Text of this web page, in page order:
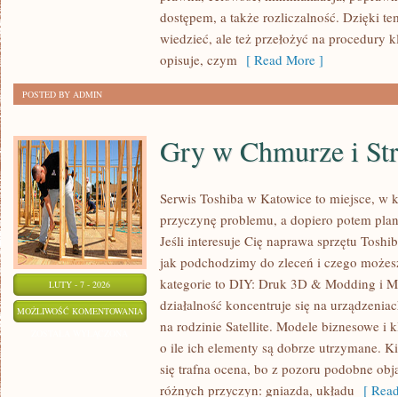
dostępem, a także rozliczalność. Dzięki
wiedzieć, ale też przełożyć na procedury
opisuje, czym [ Read More ]
POSTED BY ADMIN
LUTY - 7 - 2026
MOŻLIWOŚĆ KOMENTOWANIA
CHMURZE
Gry w Chmurze i
Serwis Toshiba w Katowice to miejsce, w
przyczynę problemu, a dopiero potem
Jeśli interesuje Cię naprawa sprzętu
jak podchodzimy do zleceń i czego
kategorie to DIY: Druk 3D & Modding i
działalność koncentruje się na
na rodzinie Satellite. Modele biznesowe i
o ile ich elementy są dobrze utrzymane.
się trafna ocena, bo z pozoru podobne
różnych przyczyn: gniazda, układu [